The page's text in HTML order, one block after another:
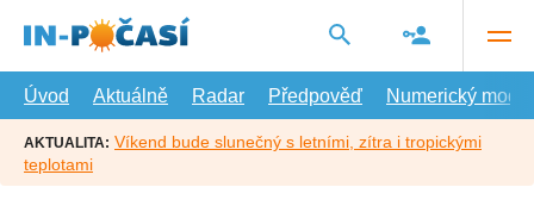
hlavní
Úvod
Aktuálně Radar Předpověď Numerický model
AKTUALITA: Víkend bude slunečný s letními, zítra i tropickými
teplotami